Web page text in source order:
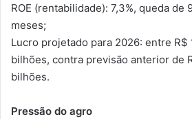
ROE (rentabilidade): 7,3%, queda de
meses;
Lucro projetado para 2026: entre R$
bilhões, contra previsão anterior de
bilhões.
Pressão do agro